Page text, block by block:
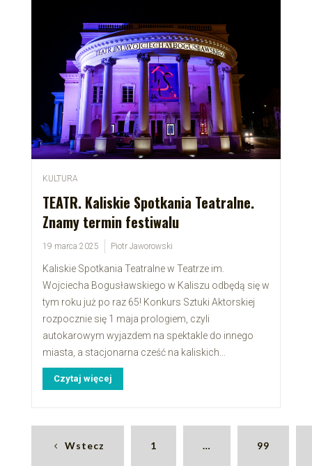
KULTURA
TEATR. Kaliskie Spotkania Teatralne.
Znamy termin festiwalu
19 marca 2025 Piotr Jaworowski
Kaliskie Spotkania Teatralne w Teatrze im.
Wojciecha Bogusławskiego w Kaliszu odbędą się w
tym roku już po raz 65! Konkurs Sztuki Aktorskiej
rozpocznie się 1 maja prologiem, czyli
autokarowym wyjazdem na spektakle do innego
miasta, a stacjonarna cześć na kaliskich...
Czytaj więcej
Wstecz 1 … 99